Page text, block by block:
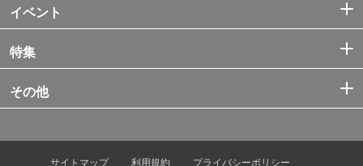
イベント
特集
その他
サイトマップ 利用規約 プライバシーポリシー